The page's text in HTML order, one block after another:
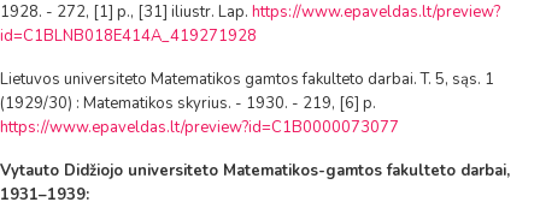
1928. - 272, [1] p., [31] iliustr. Lap. https://www.epaveldas.lt/preview?
id=C1BLNB018E414A_419271928
Lietuvos universiteto Matematikos gamtos fakulteto darbai. T. 5, sąs. 1
(1929/30) : Matematikos skyrius. - 1930. - 219, [6] p.
https://www.epaveldas.lt/preview?id=C1B0000073077
Vytauto Didžiojo universiteto Matematikos-gamtos fakulteto darbai,
1931–1939: